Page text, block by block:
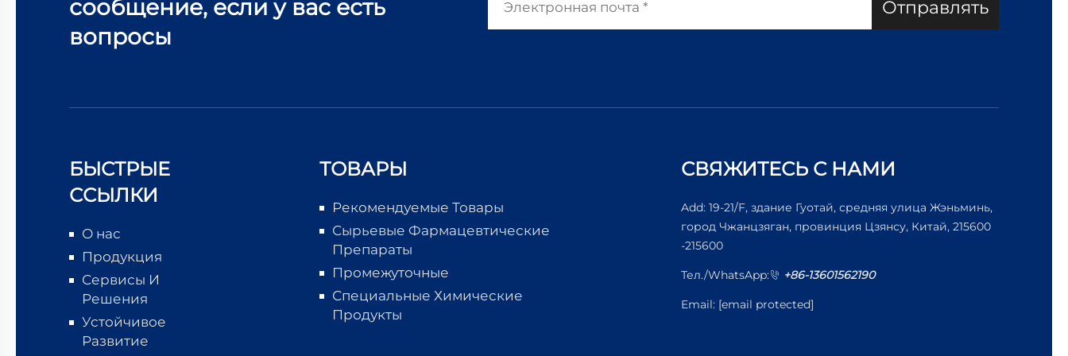
сообщение, если у вас есть
вопросы
Отправлять
БЫСТРЫЕ
ССЫЛКИ
О нас
Продукция
Сервисы И
Решения
Устойчивое
Развитие
ТОВАРЫ
Рекомендуемые Товары
Сырьевые Фармацевтические
Препараты
Промежуточные
Специальные Химические
Продукты
СВЯЖИТЕСЬ С НАМИ
Add: 19-21/F, здание Гуотай, средняя улица Жэньминь,
город Чжанцзяган, провинция Цзянсу, Китай, 215600
-215600
Тел./WhatsApp: +86-13601562190
Email: [email protected]